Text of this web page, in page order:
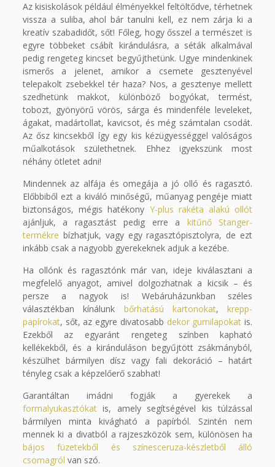
Az kisiskolások például élményekkel feltöltődve, térhetnek
vissza a suliba, ahol bár tanulni kell, ez nem zárja ki a
kreatív szabadidőt, sőt! Főleg, hogy ősszel a természet is
egyre többeket csábít kirándulásra, a séták alkalmával
pedig rengeteg kincset begyűjthetünk. Ugye mindenkinek
ismerős a jelenet, amikor a csemete gesztenyével
telepakolt zsebekkel tér haza? Nos, a gesztenye mellett
szedhetünk makkot, különböző bogyókat, termést,
tobozt, gyönyörű vörös, sárga és mindenféle leveleket,
ágakat, madártollat, kavicsot, és még számtalan csodát.
Az ősz kincsekből így egy kis kézügyességgel valóságos
műalkotások születhetnek. Ehhez igyekszünk most
néhány ötletet adni!
Mindennek az alfája és omegája a jó olló és ragasztó.
Előbbiből ezt a kiváló minőségű, műanyag pengéje miatt
biztonságos, mégis hatékony Y-plus rakéta alakú ollót
ajánljuk, a ragasztást pedig erre a kitűnő Stanger-
termékre bízhatjuk, vagy egy ragasztópisztolyra, de ezt
inkább csak a nagyobb gyerekeknek adjuk a kezébe.
Ha ollónk és ragasztónk már van, ideje kiválasztani a
megfelelő anyagot, amivel dolgozhatnak a kicsik – és
persze a nagyok is! Webáruházunkban széles
választékban kínálunk bőrhatású kartonokat,krepp-
papírokat, sőt, az egyre divatosabb dekor gumilapokat is.
Ezekből az egyaránt rengeteg színben kapható
kellékekből, és a kiránduláson begyűjtött zsákmányból,
készülhet bármilyen dísz vagy fali dekoráció – határt
tényleg csak a képzelőerő szabhat!
Garantáltan imádni fogják a gyerekek a
formalyukasztókatis, amely segítségével kis túlzással
bármilyen minta kivágható a papírból. Szintén nem
mennek ki a divatból a rajzeszközök sem, különösen ha
bájos füzetekből és színesceruza-készletből álló
csomagról van szó.